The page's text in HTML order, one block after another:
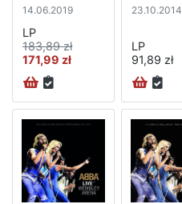
14.06.2019
LP
183,89 zł
171,99 zł
23.10.2014
LP
91,89 zł